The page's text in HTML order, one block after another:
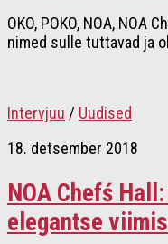
OKO, POKO, NOA, NOA
nimed sulle tuttavad ja
Intervjuu / Uudised
18. detsember 2018
NOA Chefś
elegantse